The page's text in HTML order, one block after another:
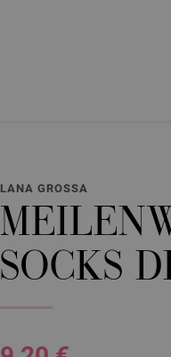
LANA GROSSA
SOCKS